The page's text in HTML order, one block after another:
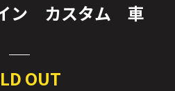
イン カスタム 車
OUT